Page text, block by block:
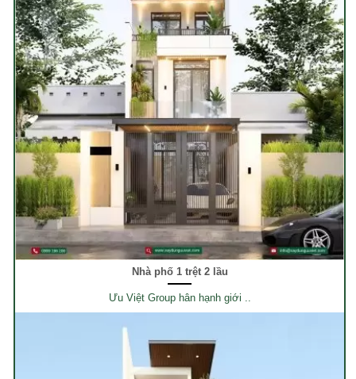
Nhà phố 1 trệt 2 lầu
Ưu Việt Group hân hạnh giới ..